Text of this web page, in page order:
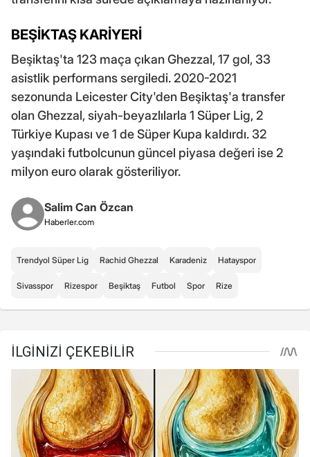
BEŞİKTAŞ KARİYERİ
Beşiktaş'ta 123 maça çıkan Ghezzal, 17 gol, 33
asistlik performans sergiledi. 2020-2021
sezonunda Leicester City'den Beşiktaş'a transfer
olan Ghezzal, siyah-beyazlılarla 1 Süper Lig, 2
Türkiye Kupası ve 1 de Süper Kupa kaldırdı. 32
yaşındaki futbolcunun güncel piyasa değeri ise 2
milyon euro olarak gösteriliyor.
Salim Can Özcan
Haberler.com
Trendyol Süper Lig Rachid Ghezzal Karadeniz Hatayspor
Sivasspor Rizespor Beşiktaş Futbol Spor Rize